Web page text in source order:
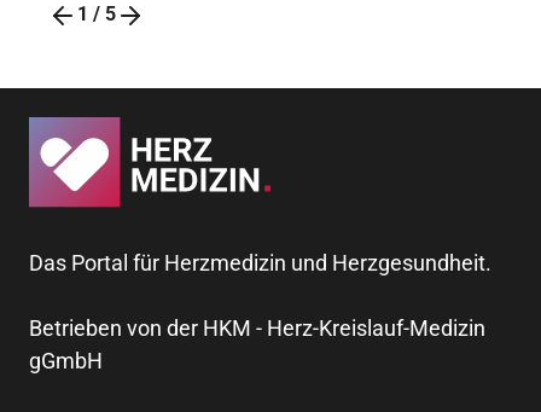
unterstützt.
1 / 5
Das Portal für Herzmedizin und Herzgesundheit.
Betrieben von der HKM - Herz-Kreislauf-Medizin
gGmbH